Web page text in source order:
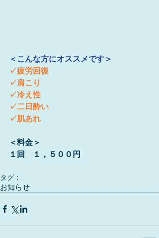
＜こんな方にオススメです＞
✓疲労回復
✓肩こり
✓冷え性
✓二日酔い
✓肌あれ
＜料金＞
１回　１，５００円
タグ：
お知らせ